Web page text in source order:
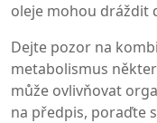
oleje mohou dráždit
Dejte pozor na
metabolismus
může ovlivňovat
na předpis, poraďte